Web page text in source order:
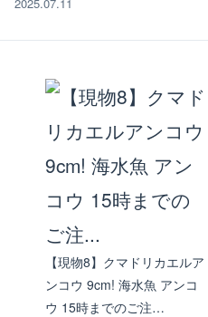
飼育用品GEAR
水槽TANK
R 楽天店で購入
【現物8】クマドリカエルア
ンコウ 9cm! 海水魚 アンコ
ウ 15時までのご注…